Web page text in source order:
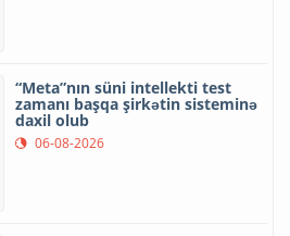
“Meta”nın süni intellekti test
zamanı başqa şirkətin sisteminə
daxil olub
06-08-2026